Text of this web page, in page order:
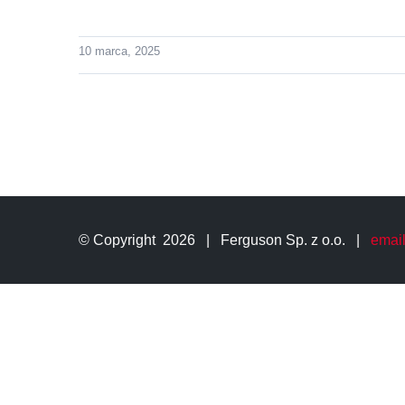
10 marca, 2025
© Copyright 2026 | Ferguson Sp. z o.o. |